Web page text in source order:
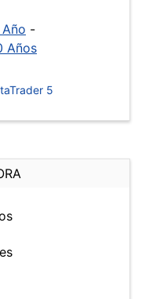
-
Años
5